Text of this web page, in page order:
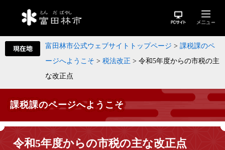
富田林市公式ウェブサイトトップページ > 課税課のペ
ージへようこそ > 税法改正 > 令和5年度からの市税の主
な改正点
課税課のページへようこそ
令和5年度からの市税の主な改正点